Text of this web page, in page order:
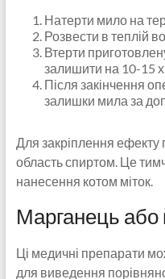
Натерти мило на
Розвести в теплій
Втерти
залишити на 10-15
Після закінчення
залишки мила за
Для закріплення
область спиртом. Це
нанесення котом міток.
Марганець або
Ці медичні препарати
для виведення